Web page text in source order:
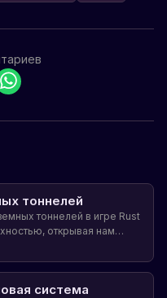
тоннелей
тоннелей в игре Rust
открывая нам
перемещения на поездах.
система